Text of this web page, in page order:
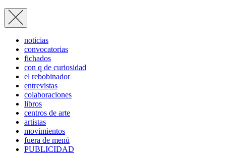
noticias
convocatorias
fichados
con q de curiosidad
el rebobinador
entrevistas
colaboraciones
libros
centros de arte
artistas
movimientos
fuera de menú
PUBLICIDAD